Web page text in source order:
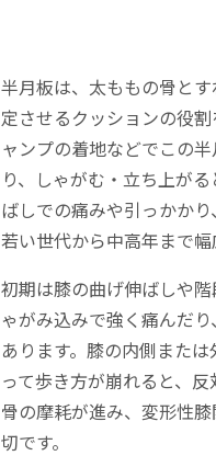
半月板は、太ももの骨と
定させるクッションの役
ャンプの着地などでこの
り、しゃがむ・立ち上が
ばしでの痛みや引っかか
若い世代から中高年まで
初期は膝の曲げ伸ばしや
ゃがみ込みで強く痛んだ
あります。膝の内側また
って歩き方が崩れると、
骨の摩耗が進み、変形性
切です。